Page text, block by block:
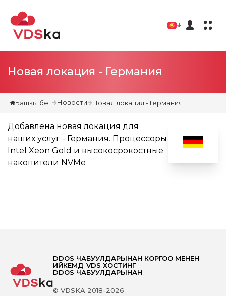
Новая локация - Германия
Башкы бет Новости Новая локация - Германия
Добавлена новая локация для
наших услуг - Германия. Процессоры
Intel Xeon Gold и высокосрокостные
накопители NVMe
DDOS ЧАБУУЛДАРЫНАН КОРГОО МЕНЕН
ИЙКЕМДҮҮ VDS ХОСТИНГ
DDOS ЧАБУУЛДАРЫНАН
© VDSKA 2018-2026